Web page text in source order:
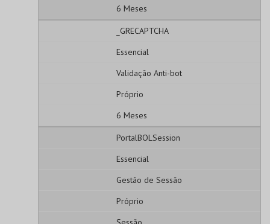
6 Meses
_GRECAPTCHA
Essencial
Validação Anti-bot
Próprio
6 Meses
PortalBOLSession
Essencial
Gestão de Sessão
Próprio